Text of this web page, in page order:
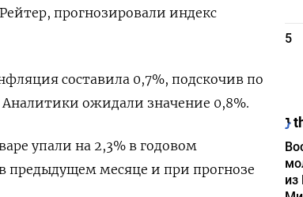
прогнозировали индекс
составила 0,7%, подскочив по
ожидали значение 0,8%.
упали на 2,3% в годовом
предыдущем месяце и при прогнозе
5